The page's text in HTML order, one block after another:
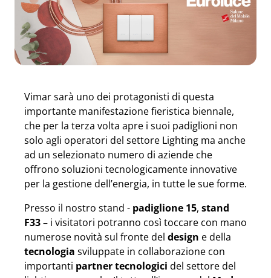
Vimar sarà uno dei protagonisti di questa
importante manifestazione fieristica biennale,
che per la terza volta apre i suoi padiglioni non
solo agli operatori del settore Lighting ma anche
ad un selezionato numero di aziende che
offrono soluzioni tecnologicamente innovative
per la gestione dell’energia, in tutte le sue forme.
Presso il nostro stand - padiglione 15, stand
F33– i visitatori potranno così toccare con mano
numerose novità sul fronte del design e della
tecnologia sviluppate in collaborazione con
importanti partner tecnologici del settore del